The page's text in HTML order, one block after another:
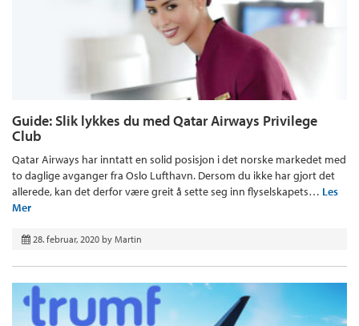
Guide: Slik lykkes du med Qatar Airways Privilege
Club
Qatar Airways har inntatt en solid posisjon i det norske markedet med
to daglige avganger fra Oslo Lufthavn. Dersom du ikke har gjort det
allerede, kan det derfor være greit å sette seg inn flyselskapets… Les
Mer
28. februar, 2020 by Martin